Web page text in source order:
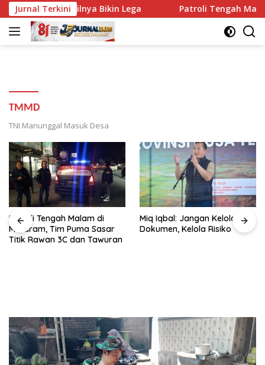
Langsung
ke
konten
Jurnal Terkini
Hasilnya Bikin Lega Patroli Tengah Malam di
TMMD
TNI Manunggal Masuk Desa
Patroli Tengah Malam di
Mataram, Tim Puma Sasar
Titik Rawan 3C dan Tawuran
Miq Iqbal: Jangan Kelola
Dokumen, Kelola Risiko